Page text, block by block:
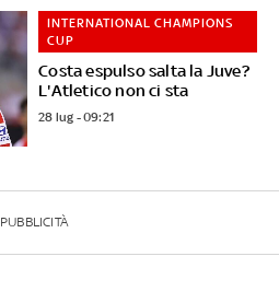
Costa espulso salta la Juve?
L'Atletico non ci sta
INTERNATIONAL CHAMPIONS
CUP
28 lug - 09:21
PUBBLICITÀ